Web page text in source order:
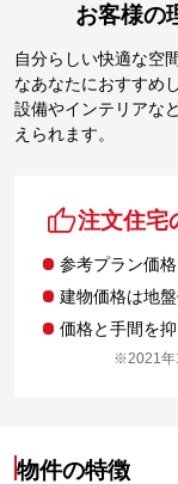
お客様の
自分らしい快適な空
なあなたにおすすめ
設備やインテリアな
えられます。
注文住宅
参考プラン価
建物価格は地
価格と手間を
※2021年
物件の特徴